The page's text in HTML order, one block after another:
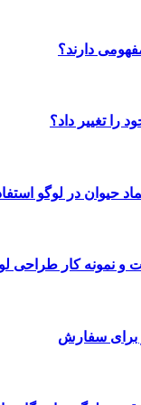
دارند؟
را تغییر داد؟
و نمونه کار طراحی
برای سفارش